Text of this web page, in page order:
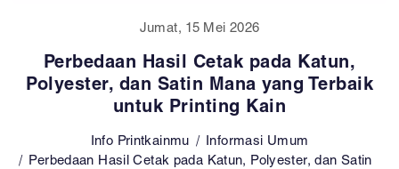
Jumat, 15 Mei 2026
Perbedaan Hasil Cetak pada Katun,
Polyester, dan Satin Mana yang Terbaik
untuk Printing Kain
Info Printkainmu
Informasi Umum
Perbedaan Hasil Cetak pada Katun, Polyester, dan Satin